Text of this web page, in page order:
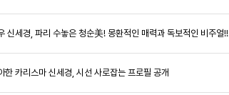
세경, 파리 수놓은 청순美! 몽환적인 매력과 독보적인 비주얼!!
카리스마 신세경, 시선 사로잡는 프로필 공개